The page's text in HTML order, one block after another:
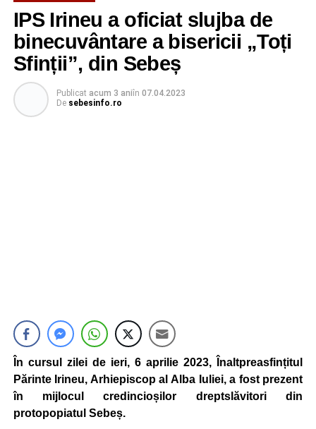
IPS Irineu a oficiat slujba de
binecuvântare a bisericii „Toți
Sfinții”, din Sebeș
Publicat acum 3 aniîn 07.04.2023
De sebesinfo.ro
În cursul zilei de ieri, 6 aprilie 2023, Înaltpreasfințitul
Părinte Irineu, Arhiepiscop al Alba Iuliei, a fost prezent
în mijlocul credincioșilor dreptslăvitori din
protopopiatul Sebeș.